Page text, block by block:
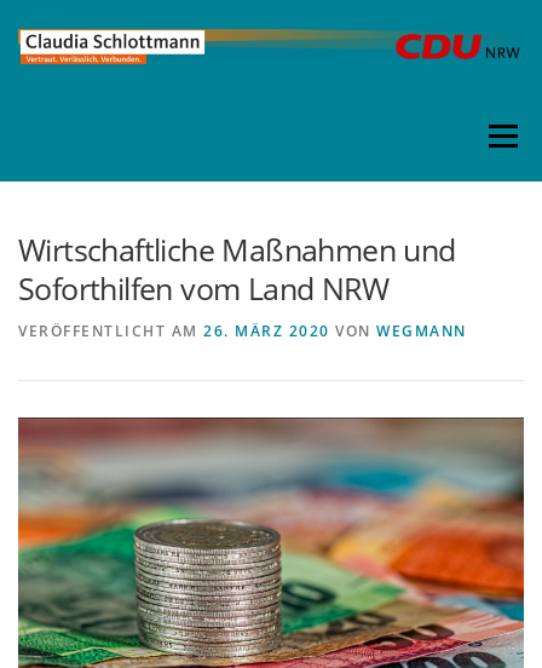
zum
Inhalt
Menü
Wirtschaftliche Maßnahmen und
Soforthilfen vom Land NRW
VERÖFFENTLICHT AM 26. MÄRZ 2020 VON WEGMANN